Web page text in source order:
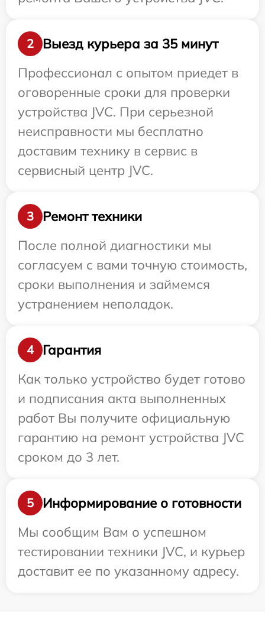
2
Выезд курьера за 35 минут
Профессионал с опытом приедет в
оговоренные сроки для проверки
устройства JVC. При серьезной
неисправности мы бесплатно
доставим технику в сервис в
сервисный центр JVC.
3
Ремонт техники
После полной диагностики мы
согласуем с вами точную стоимость,
сроки выполнения и займемся
устранением неполадок.
4
Гарантия
Как только устройство будет готово
и подписания акта выполненных
работ Вы получите официальную
гарантию на ремонт устройства JVC
сроком до 3 лет.
5
Информирование о готовности
Мы сообщим Вам о успешном
тестировании техники JVC, и курьер
доставит ее по указанному адресу.